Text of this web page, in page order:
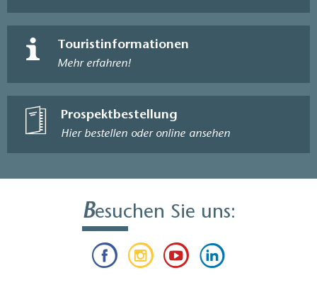
Touristinformationen
Mehr erfahren!
Prospektbestellung
Hier bestellen oder online ansehen
Besuchen Sie uns: